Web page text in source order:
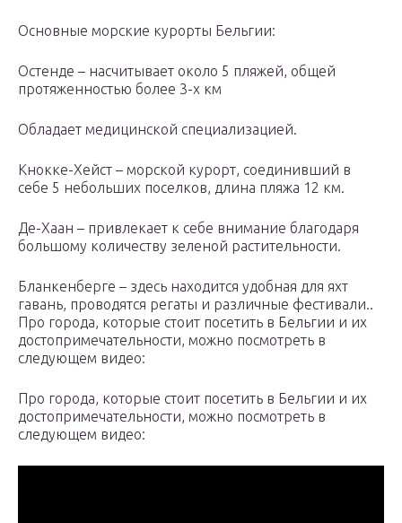
Основные морские курорты Бельгии:
Остенде – насчитывает около 5 пляжей, общей
протяженностью более 3-х км
Обладает медицинской специализацией.
Кнокке-Хейст – морской курорт, соединивший в
себе 5 небольших поселков, длина пляжа 12 км.
Де-Хаан – привлекает к себе внимание благодаря
большому количеству зеленой растительности.
Бланкенберге – здесь находится удобная для яхт
гавань, проводятся регаты и различные фестивали..
Про города, которые стоит посетить в Бельгии и их
достопримечательности, можно посмотреть в
следующем видео:
Про города, которые стоит посетить в Бельгии и их
достопримечательности, можно посмотреть в
следующем видео: